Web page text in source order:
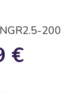
200
€